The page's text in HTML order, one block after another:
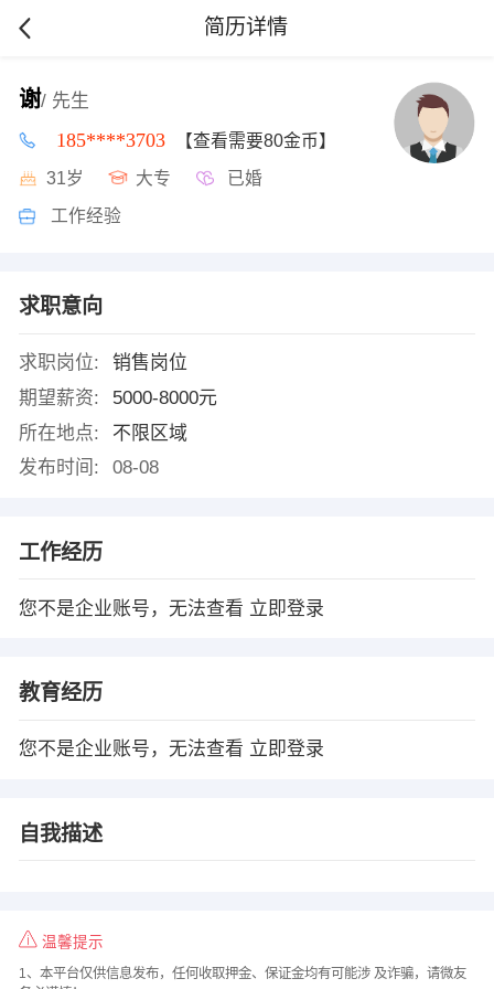
简历详情
谢/ 先生
185****3703 【查看需要80金币】
31岁 大专 已婚
工作经验
求职意向
求职岗位:
销售岗位
期望薪资:
5000-8000元
所在地点:
不限区域
发布时间:
08-08
工作经历
您不是企业账号，无法查看 立即登录
教育经历
您不是企业账号，无法查看 立即登录
自我描述
温馨提示
1、本平台仅供信息发布，任何收取押金、保证金均有可能涉 及诈骗，请微友